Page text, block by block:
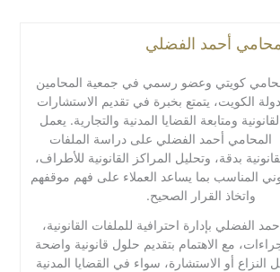
أحمد الفضلي
كويتي وعضو رسمي في جمعية المحامين
الكويت، يتمتع بخبرة في تقديم الاستشارات
ومتابعة القضايا المدنية والتجارية. يعمل
المحامي أحمد الفضلي على دراسة الملفات
بدقة، وتحليل المراكز القانونية للأطراف،
المناسب بما يساعد العملاء على فهم موقفهم
واتخاذ القرار الصحيح.
الفضلي بإدارة احترافية للملفات القانونية،
مع الاهتمام بتقديم حلول قانونية واضحة
أو الاستشارة، سواء في القضايا المدنية